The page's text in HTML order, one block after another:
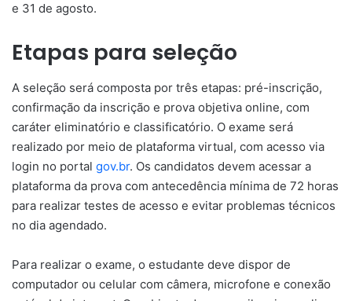
e 31 de agosto.
Etapas para seleção
A seleção será composta por três etapas: pré-inscrição,
confirmação da inscrição e prova objetiva online, com
caráter eliminatório e classificatório. O exame será
realizado por meio de plataforma virtual, com acesso via
login no portal gov.br. Os candidatos devem acessar a
plataforma da prova com antecedência mínima de 72 horas
para realizar testes de acesso e evitar problemas técnicos
no dia agendado.
Para realizar o exame, o estudante deve dispor de
computador ou celular com câmera, microfone e conexão